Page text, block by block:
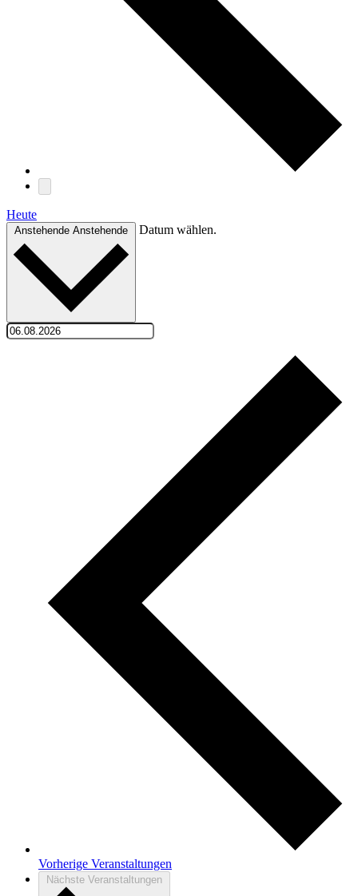
Heute
Anstehende Anstehende Datum wählen.
Vorherige Veranstaltungen
Nächste Veranstaltungen